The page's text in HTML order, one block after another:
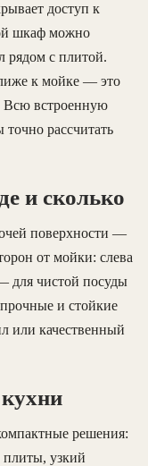
доступ к
шкаф можно
рядом с плитой.
к мойке — это
Всю встроенную
точно рассчитать
и сколько
поверхности —
от мойки: слева
для чистой посуды
и стойкие
или качественный
решения:
узкий